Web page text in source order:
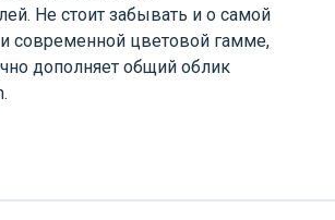
Не стоит забывать и о самой
современной цветовой гамме,
дополняет общий облик